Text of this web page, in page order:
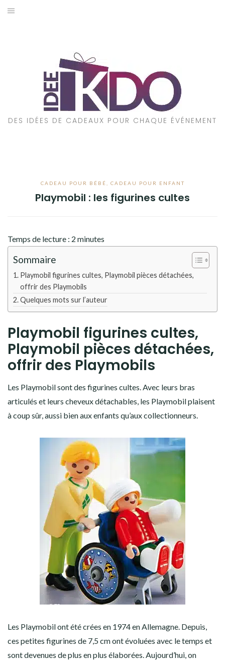
Aller
DES IDÉES DE CADEAUX POUR CHAQUE ÉVÉNEMENT
CADEAU POUR BÉBÉ CADEAU POUR ENFANT
Playmobil : les figurines cultes
Temps de lecture : 2 minutes
Sommaire
Playmobil figurines cultes, Playmobil pièces détachées,
offrir des Playmobils
Quelques mots sur l’auteur
Playmobil figurines cultes,
Playmobil pièces détachées,
offrir des Playmobils
Les Playmobil sont des figurines cultes. Avec leurs bras
articulés et leurs cheveux détachables, les Playmobil plaisent
à coup sûr, aussi bien aux enfants qu’aux collectionneurs.
Les Playmobil ont été crées en 1974 en Allemagne. Depuis,
ces petites figurines de 7,5 cm ont évoluées avec le temps et
sont devenues de plus en plus élaborées. Aujourd’hui, on
CADEAUX PAR STYLE
POUR QUI EST CE CADEAU ?
A PROPOS